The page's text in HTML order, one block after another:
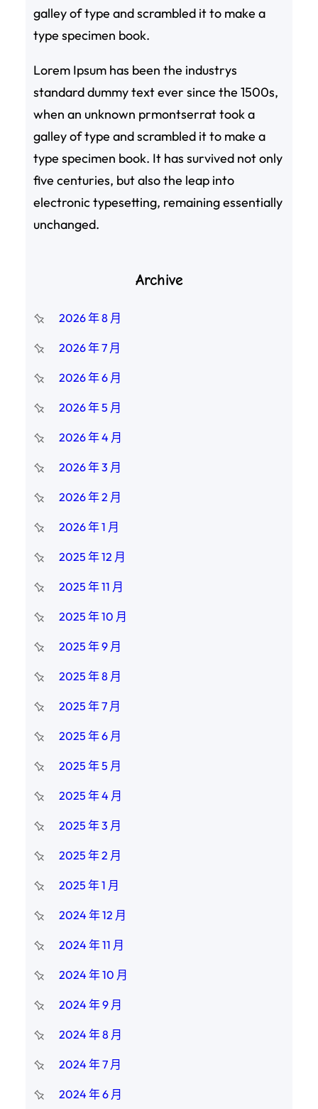
galley of type and scrambled it to make a
type specimen book.
Lorem Ipsum has been the industrys
standard dummy text ever since the 1500s,
when an unknown prmontserrat took a
galley of type and scrambled it to make a
type specimen book. It has survived not only
five centuries, but also the leap into
electronic typesetting, remaining essentially
unchanged.
Archive
2026 年 8 月
2026 年 7 月
2026 年 6 月
2026 年 5 月
2026 年 4 月
2026 年 3 月
2026 年 2 月
2026 年 1 月
2025 年 12 月
2025 年 11 月
2025 年 10 月
2025 年 9 月
2025 年 8 月
2025 年 7 月
2025 年 6 月
2025 年 5 月
2025 年 4 月
2025 年 3 月
2025 年 2 月
2025 年 1 月
2024 年 12 月
2024 年 11 月
2024 年 10 月
2024 年 9 月
2024 年 8 月
2024 年 7 月
2024 年 6 月